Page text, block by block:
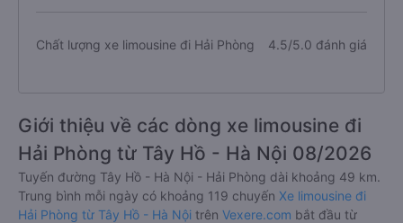
Chất lượng xe limousine đi Hải Phòng 4.5/5.0 đánh giá
Giới thiệu về các dòng xe limousine đi
Hải Phòng từ Tây Hồ - Hà Nội 08/2026
Tuyến đường Tây Hồ - Hà Nội - Hải Phòng dài khoảng 49 km.
Trung bình mỗi ngày có khoảng 119 chuyến Xe limousine đi
Hải Phòng từ Tây Hồ - Hà Nội trên Vexere.com bắt đầu từ